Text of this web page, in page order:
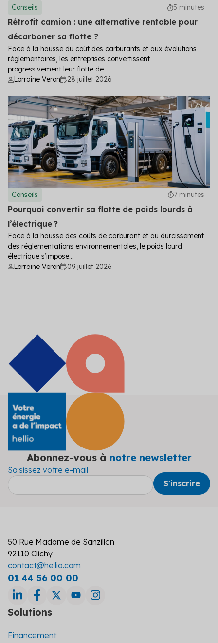
Conseils 5 minutes
Rétrofit camion : une alternative rentable pour
décarboner sa flotte ?
Face à la hausse du coût des carburants et aux évolutions
réglementaires, les entreprises convertissent
progressivement leur flotte de...
Lorraine Veron
28 juillet 2026
Conseils 7 minutes
Pourquoi convertir sa flotte de poids lourds à
l’électrique ?
Face à la hausse des coûts de carburant et au durcissement
des réglementations environnementales, le poids lourd
électrique s’impose...
Lorraine Veron
09 juillet 2026
Abonnez-vous à notre newsletter
Saisissez votre e-mail
50 Rue Madame de Sanzillon
92110 Clichy
contact@hellio.com
01 44 56 00 00
Solutions
Financement